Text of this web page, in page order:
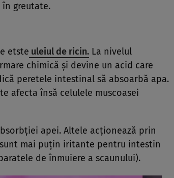
greutate.
etste uleiul de ricin. La nivelul
chimică şi devine un acid care
peretele intestinal să absoarbă apa.
afecta însă celulele muscoasei
apei. Altele acţionează prin
mai puţin iritante pentru intestin
de înmuiere a scaunului).